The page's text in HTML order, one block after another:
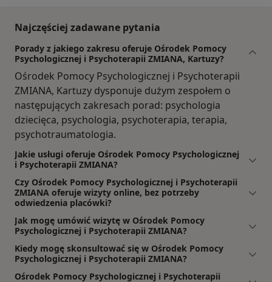
Najczęściej zadawane pytania
Porady z jakiego zakresu oferuje Ośrodek Pomocy
Psychologicznej i Psychoterapii ZMIANA, Kartuzy?
Ośrodek Pomocy Psychologicznej i Psychoterapii
ZMIANA, Kartuzy dysponuje dużym zespołem o
następujących zakresach porad: psychologia
dziecięca, psychologia, psychoterapia, terapia,
psychotraumatologia.
Jakie usługi oferuje Ośrodek Pomocy Psychologicznej
i Psychoterapii ZMIANA?
Czy Ośrodek Pomocy Psychologicznej i Psychoterapii
ZMIANA oferuje wizyty online, bez potrzeby
odwiedzenia placówki?
Jak mogę umówić wizytę w Ośrodek Pomocy
Psychologicznej i Psychoterapii ZMIANA?
Kiedy mogę skonsultować się w Ośrodek Pomocy
Psychologicznej i Psychoterapii ZMIANA?
Ośrodek Pomocy Psychologicznej i Psychoterapii